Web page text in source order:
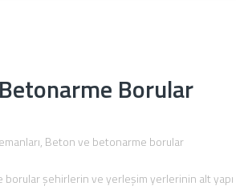
Borular
, Beton ve betonarme borular
şehirlerin ve yerleşim yerlerinin alt yapı